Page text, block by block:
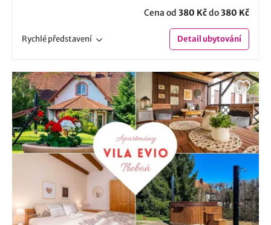
Cena od 380 Kčdo380 Kč
Rychlépředstavení Detailubytování